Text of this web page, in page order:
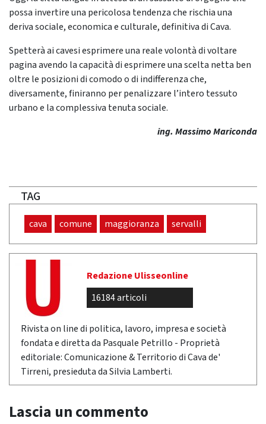
possa invertire una pericolosa tendenza che rischia una
deriva sociale, economica e culturale, definitiva di Cava.
Spetterà ai cavesi esprimere una reale volontà di voltare
pagina avendo la capacità di esprimere una scelta netta ben
oltre le posizioni di comodo o di indifferenza che,
diversamente, finiranno per penalizzare l’intero tessuto
urbano e la complessiva tenuta sociale.
ing. Massimo Mariconda
TAG
cava comune maggioranza servalli
Redazione Ulisseonline
16184 articoli
Rivista on line di politica, lavoro, impresa e società
fondata e diretta da Pasquale Petrillo - Proprietà
editoriale: Comunicazione & Territorio di Cava de'
Tirreni, presieduta da Silvia Lamberti.
Lascia un commento